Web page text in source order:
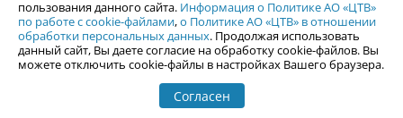
По вопросам размещения информации в разделе «Афиша»
afisha@uralweb.ru
Пользовательское соглашение на использование сайта
Политика АО «ЦТВ» в отношении обработки персональных данных
пользования данного сайта. Информация о Политике АО «ЦТВ»
по работе с cookie-файлами,о Политике АО «ЦТВ» в отношении
обработки персональных данных. Продолжая использовать
данный сайт, Вы даете согласие на обработку cookie-файлов. Вы
можете отключить cookie-файлы в настройках Вашего браузера.
Согласен